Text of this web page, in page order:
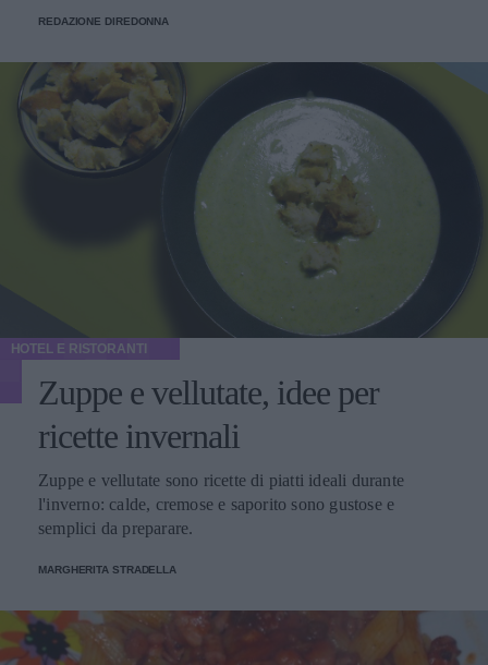
REDAZIONE DIREDONNA
HOTEL E RISTORANTI
Zuppe e vellutate, idee per
ricette invernali
Zuppe e vellutate sono ricette di piatti ideali durante
l'inverno: calde, cremose e saporito sono gustose e
semplici da preparare.
MARGHERITA STRADELLA